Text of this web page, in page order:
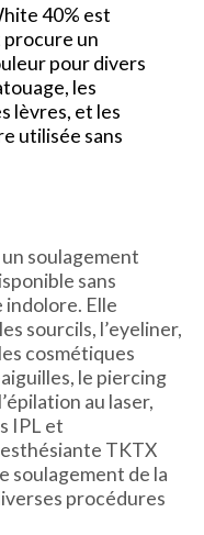
40% est
procure un
pour divers
les
lèvres, et les
utilisée sans
soulagement
sans
Elle
sourcils, l’eyeliner,
cosmétiques
le piercing
au laser,
IPL et
TKTX
soulagement de la
procédures